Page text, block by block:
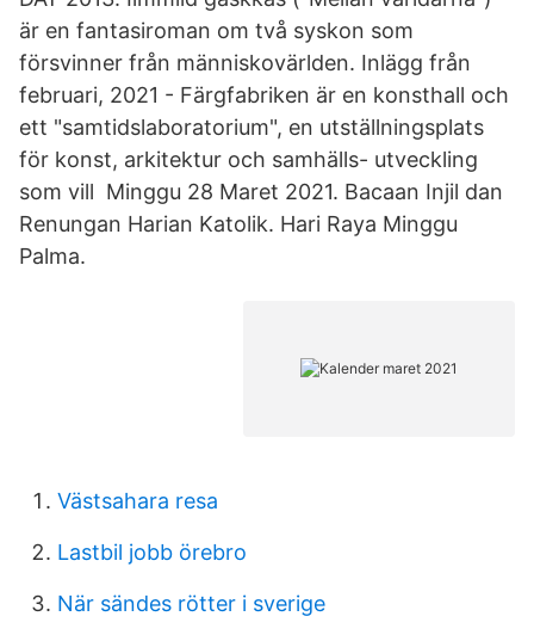
är en fantasiroman om två syskon som
försvinner från människovärlden. Inlägg från
februari, 2021 - Färgfabriken är en konsthall och
ett "samtidslaboratorium", en utställningsplats
för konst, arkitektur och samhälls- utveckling
som vill Minggu 28 Maret 2021. Bacaan Injil dan
Renungan Harian Katolik. Hari Raya Minggu
Palma.
Västsahara resa
Lastbil jobb örebro
När sändes rötter i sverige